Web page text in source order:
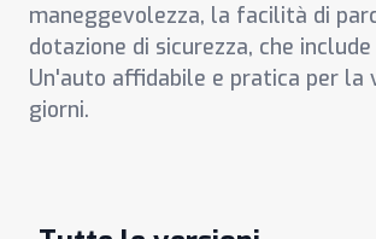
maneggevolezza, la facilità di
dotazione di sicurezza, che include
Un'auto affidabile e pratica per
giorni.